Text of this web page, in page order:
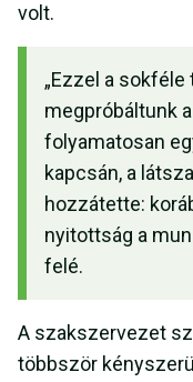
volt.
„Ezzel a
megpróbáltunk
folyamatosan
kapcsán, a
hozzátette:
nyitottság a
felé.
A szakszervezet
többször